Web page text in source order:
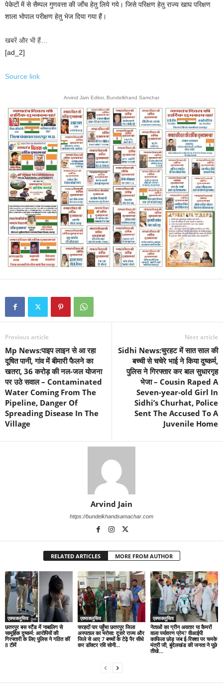
पेकेटों में से सैम्पल गुणवत्ता की जाँच हेतु लिये गये। जिसे परिक्षण हेतु राज्य खाघ परिक्षण
शाला भोपाल परीक्षण हेतु भेज दिया गया हैं।
खबरें और भी हैं…
[ad_2]
Source link
Arvind Jain Editor, Bundelkhand Samchar
Previous article
Mp News:पाइप लाइन से आ रहा
दूषित पानी, गांव में बीमारी फैलने का
खतरा, 36 करोड़ की नल-जल योजना
पर उठे सवाल – Contaminated
Water Coming From The
Pipeline, Danger Of
Spreading Disease In The
Village
Next article
Sidhi News:चुरहट में सात साल की
बच्ची से चचेरे भाई ने किया दुष्कर्म,
पुलिस ने गिरफ्तार कर बाल सुधारगृह
भेजा – Cousin Raped A
Seven-year-old Girl In
Sidhi’s Churhat, Police
Sent The Accused To A
Juvenile Home
Arvind Jain
https://bundelkhandsamachar.com
RELATED ARTICLES MORE FROM AUTHOR
एक्सक्लूसिव
छतरपुर बस स्टैंड में नाबालिग से
सामूहिक दुष्कर्म: आरोपियों की
गिरफ्तारी के लिए पुलिस ने गठित कीं
8 टीमें
एक्सक्लूसिव
सरहदों पार पहुँचा छतरपुर जिला
अस्पताल का भरोसा: दूसरे राज्य और
जिले से आए 7 बच्चों के टेढ़े पैर सीधे
कर डॉक्टर रवि सोनी...
एक्सक्लूसिव
नेताओं का ग्रीन अवतार या कैमरों
वाला पर्यावरण प्रेम? वीआईपी
काफिला छोड़ जब ई-रिक्शा पर चमके
मंत्री जी, बुंदेलखंड की जनता ने पूछे
तीखे...